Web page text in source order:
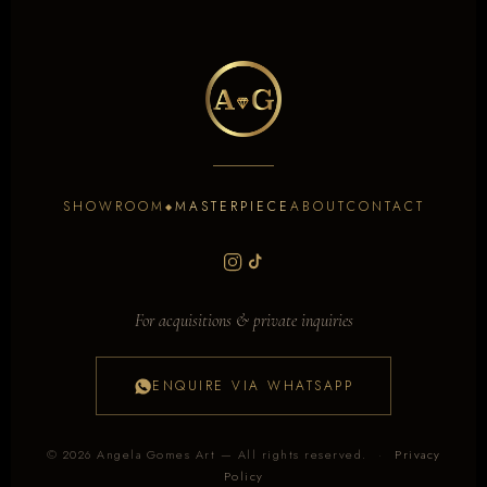
SHOWROOM ◆ MASTERPIECE ABOUTCONTACT
For acquisitions & private inquiries
ENQUIRE VIA WHATSAPP
© 2026 Angela Gomes Art — All rights reserved. ·
Privacy
Policy